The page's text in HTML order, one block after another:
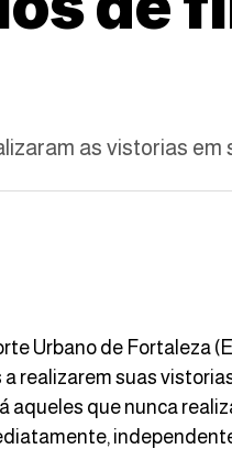
as vistorias
Urbano de Fortaleza
realizarem suas
aqueles que nunca